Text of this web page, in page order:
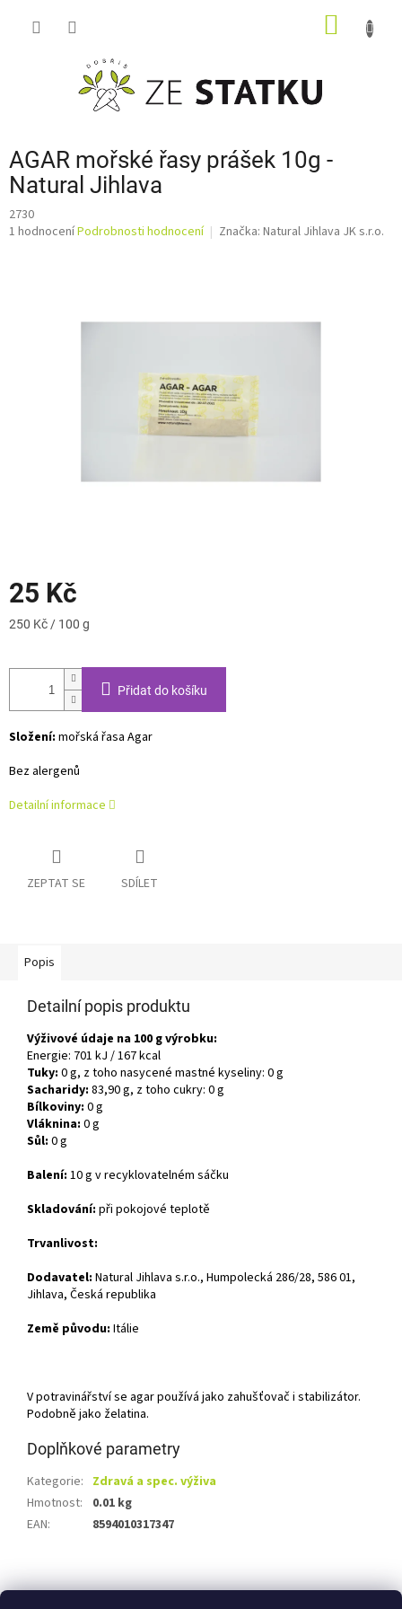
AGAR mořské řasy prášek 10g -
Natural Jihlava
2730
Průměrné
1 hodnoceníPodrobnosti hodnocení Značka: Natural Jihlava JK s.r.o.
25 Kč
Měrná
250 Kč / 100 g
Přidat do košíku
Složení: mořská řasa Agar
Bez alergenů
Detailní informace
ZEPTAT SE SDÍLET
Popis
Detailní popis produktu
Výživové údaje na 100 g výrobku:
Energie: 701 kJ / 167 kcal
Tuky: 0 g, z toho nasycené mastné kyseliny: 0 g
Sacharidy: 83,90 g, z toho cukry: 0 g
Bílkoviny: 0 g
Vláknina: 0 g
Sůl: 0 g
Balení: 10 g v recyklovatelném sáčku
Skladování: při pokojové teplotě
Trvanlivost:
Dodavatel: Natural Jihlava s.r.o., Humpolecká 286/28, 586 01,
Jihlava, Česká republika
Země původu: Itálie
V potravinářství se agar používá jako zahušťovač i stabilizátor.
Podobně jako želatina.
Doplňkové parametry
Kategorie: Zdravá a spec. výživa
Hmotnost:
0.01 kg
EAN: 8594010317347
á